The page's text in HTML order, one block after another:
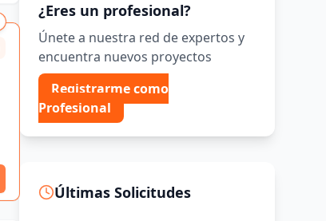
¿Eres un profesional?
Únete a nuestra red de expertos y
encuentra nuevos proyectos
Registrarme como
Profesional
Últimas Solicitudes